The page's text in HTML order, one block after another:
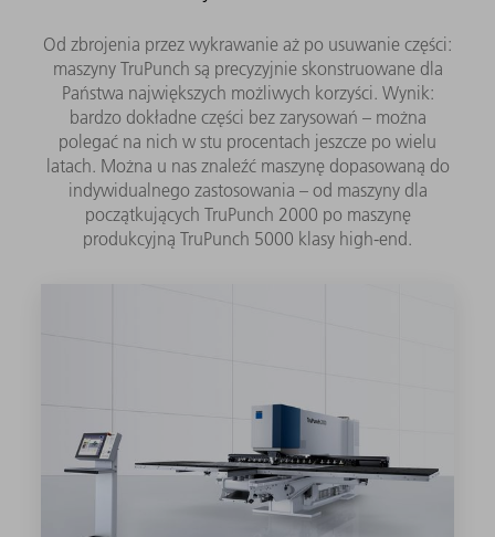
Od zbrojenia przez wykrawanie aż po usuwanie części:
maszyny TruPunch są precyzyjnie skonstruowane dla
Państwa największych możliwych korzyści. Wynik:
bardzo dokładne części bez zarysowań – można
polegać na nich w stu procentach jeszcze po wielu
latach. Można u nas znaleźć maszynę dopasowaną do
indywidualnego zastosowania – od maszyny dla
początkujących TruPunch 2000 po maszynę
produkcyjną TruPunch 5000 klasy high-end.